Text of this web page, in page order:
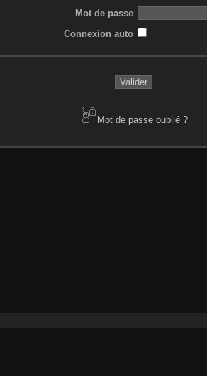
Mot de passe
Connexion auto
Mot de passe oublié ?